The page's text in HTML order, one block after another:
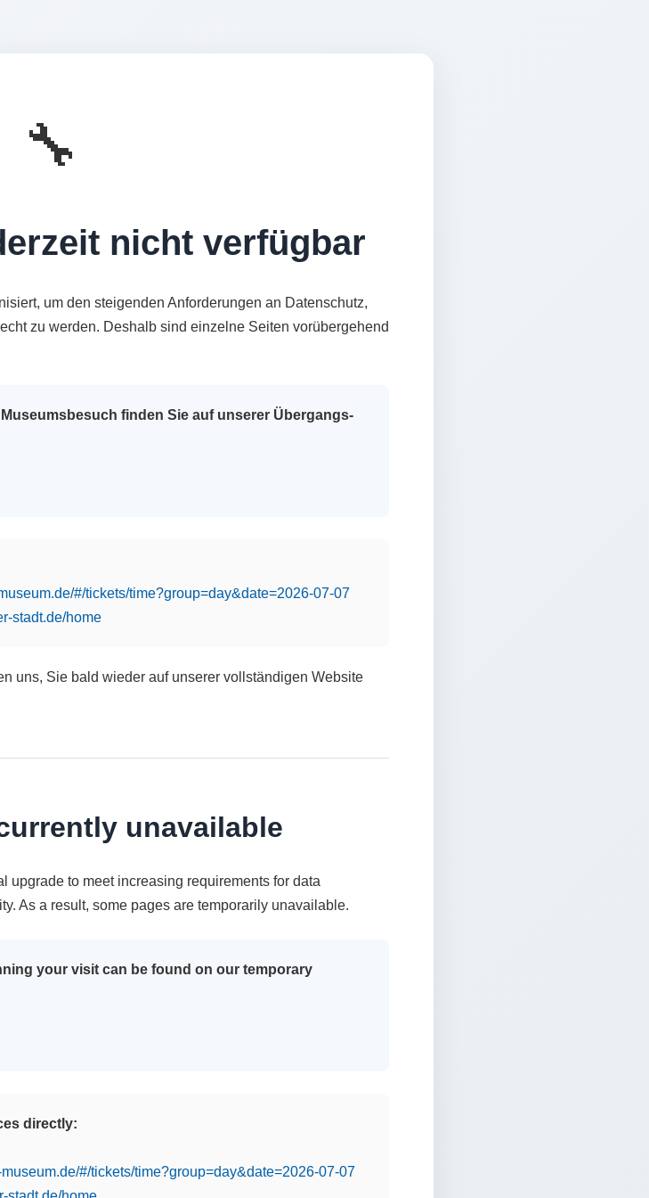
🔧
nicht verfügbar
um den steigenden Anforderungen an Datenschutz,
zu werden. Deshalb sind einzelne Seiten vorübergehend
finden Sie auf unserer Übergangs-
#/tickets/time?group=day&date=2026-07-07
stadt.de/home
uns, Sie bald wieder auf unserer vollständigen Website
unavailable
upgrade to meet increasing requirements for data
As a result, some pages are temporarily unavailable.
your visit can be found on our temporary
directly:
#/tickets/time?group=day&date=2026-07-07